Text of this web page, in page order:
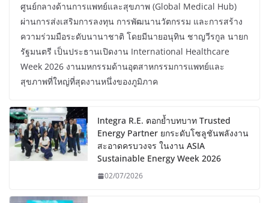
ศูนย์กลางด้านการแพทย์และสุขภาพ (Global Medical Hub)
ผ่านการส่งเสริมการลงทุน การพัฒนานวัตกรรม และการสร้าง
ความร่วมมือระดับนานาชาติ โดยมีนายอนุทิน ชาญวีรกูล นายก
รัฐมนตรี เป็นประธานเปิดงาน International Healthcare
Week 2026 งานมหกรรมด้านอุตสาหกรรมการแพทย์และ
สุขภาพที่ใหญ่ที่สุดงานหนึ่งของภูมิภาค
Integra R.E. ตอกย้ำบทบาท Trusted
Energy Partner ยกระดับโซลูชันพลังงาน
สะอาดครบวงจร ในงาน ASIA
Sustainable Energy Week 2026
02/07/2026